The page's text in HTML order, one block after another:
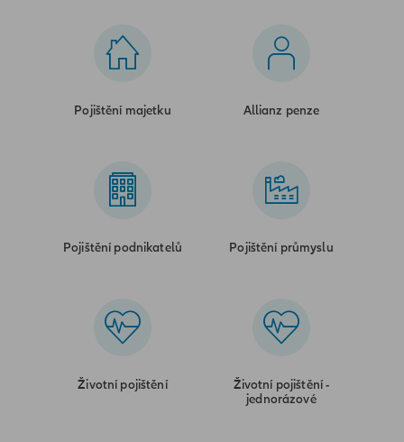
Pojištění majetku Allianz penze
Pojištění podnikatelů Pojištění průmyslu
Životní pojištění
Životní pojištění -
jednorázové